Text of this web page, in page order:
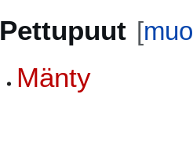
Pettupuut [
Mänty